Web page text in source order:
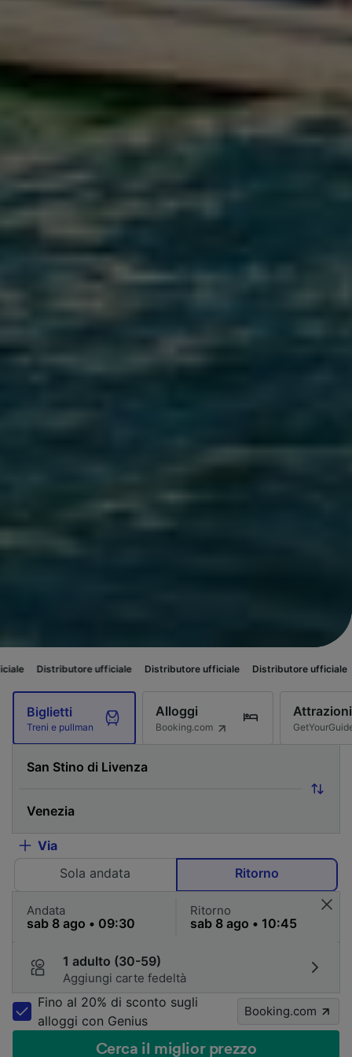
ufficiale Distributore ufficiale Distributore ufficiale
Biglietti
Treni e pullman
Alloggi
Booking.com
Attrazioni
Via
Sola andata
Ritorno
Andata Ritorno
1 adulto (30-59)
Aggiungi carte fedeltà
Fino al 20% di sconto sugli
alloggi con Genius
Booking.com
Cerca il miglior prezzo